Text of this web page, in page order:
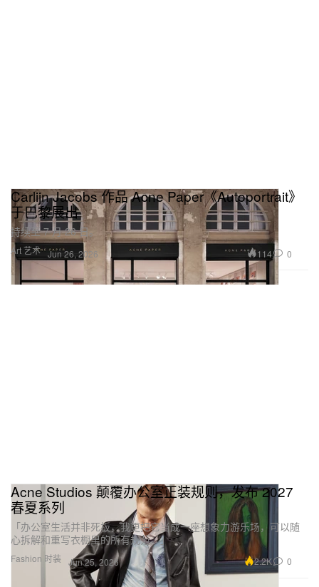
Art 艺术
Carlijn Jacobs 作品 Acne Paper《Autoportrait》
于巴黎展出
持续至 7 月 26 日。
Jun 26, 2026 114 0
Fashion 时装
Acne Studios 颠覆办公室正装规则，发布 2027
春夏系列
「办公室生活并非死板，我更把它当成一座想象力游乐场，可以随
心拆解和重写衣橱里的所有规范。」
Jun 25, 2026 2.2K 0